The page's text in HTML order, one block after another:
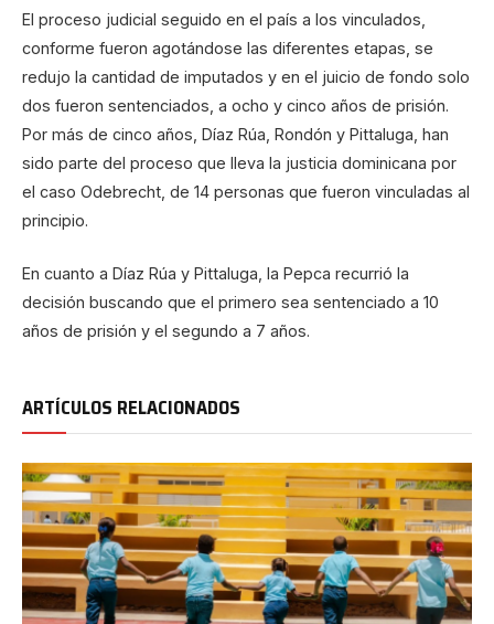
El proceso judicial seguido en el país a los vinculados,
conforme fueron agotándose las diferentes etapas, se
redujo la cantidad de imputados y en el juicio de fondo solo
dos fueron sentenciados, a ocho y cinco años de prisión.
Por más de cinco años, Díaz Rúa, Rondón y Pittaluga, han
sido parte del proceso que lleva la justicia dominicana por
el caso Odebrecht, de 14 personas que fueron vinculadas al
principio.
En cuanto a Díaz Rúa y Pittaluga, la Pepca recurrió la
decisión buscando que el primero sea sentenciado a 10
años de prisión y el segundo a 7 años.
ARTÍCULOS RELACIONADOS